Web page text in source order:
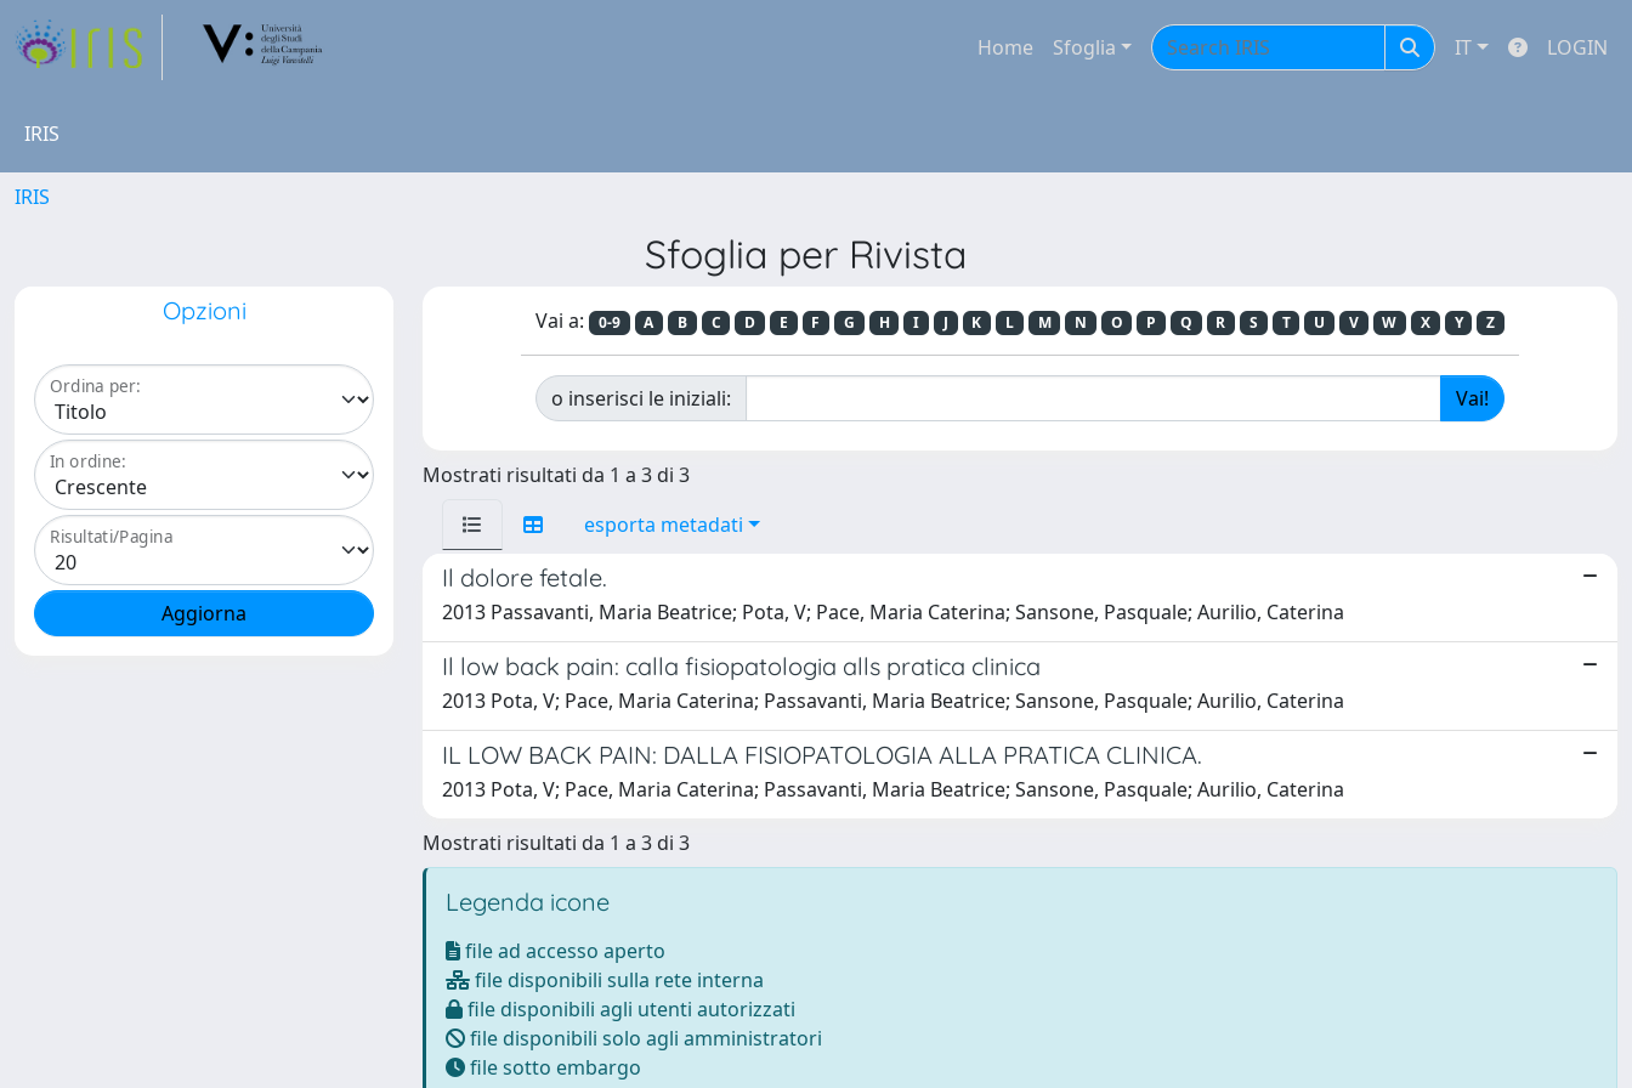
Home Sfoglia IT LOGIN
IRIS
IRIS
Sfoglia per Rivista
Opzioni
Ordina per:
In ordine:
Risultati/Pagina
Vai a: 0-9 A B C D E F G H I J K L M N O P Q R S T U V W X Y Z
o inserisci le iniziali:
Mostrati risultati da 1 a 3 di 3
esporta metadati
Il dolore fetale.
2013 Passavanti, Maria Beatrice; Pota, V; Pace, Maria Caterina; Sansone, Pasquale; Aurilio, Caterina
Il low back pain: calla fisiopatologia alls pratica clinica
2013 Pota, V; Pace, Maria Caterina; Passavanti, Maria Beatrice; Sansone, Pasquale; Aurilio, Caterina
IL LOW BACK PAIN: DALLA FISIOPATOLOGIA ALLA PRATICA CLINICA.
2013 Pota, V; Pace, Maria Caterina; Passavanti, Maria Beatrice; Sansone, Pasquale; Aurilio, Caterina
Mostrati risultati da 1 a 3 di 3
Legenda icone
file ad accesso aperto
file disponibili sulla rete interna
file disponibili agli utenti autorizzati
file disponibili solo agli amministratori
file sotto embargo